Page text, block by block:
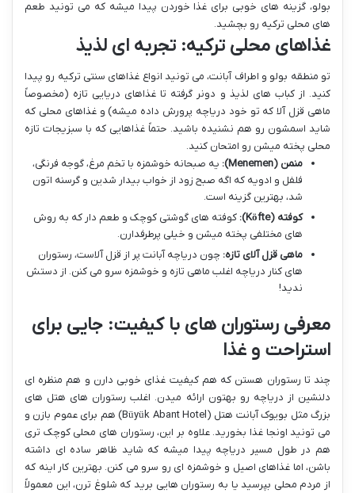
بولو، گزینه های خوبی برای غذا خوردن پیدا میشه که می تونید طعم
های محلی ترکیه رو بچشید.
غذاهای محلی ترکیه: تجربه ای لذیذ
تو منطقه بولو و اطراف آبانت، می تونید انواع غذاهای سنتی ترکیه رو پیدا
کنید. از کباب های لذیذ و دونر گرفته تا غذاهای دریایی تازه (مخصوصاً
ماهی قزل آلا که تو خود دریاچه پرورش داده میشه) و غذاهای محلی که
شاید اسمشون رو هم نشنیده باشید. حتماً غذاهایی که با سبزیجات تازه
محلی پخته میشن رو امتحان کنید.
منمن (Menemen):
یه صبحانه خوشمزه با تخم مرغ، گوجه فرنگی،
فلفل و ادویه که اگه صبح زود از خواب بیدار شدین و گرسنه اتون
شد، بهترین گزینه است.
کوفته (Köfte):
کوفته های گوشتی کوچک و طعم دار که به روش
های مختلفی پخته میشن و خیلی پرطرفدارن.
ماهی قزل آلای تازه: چون دریاچه آبانت پر از قزل آلاست، رستوران
های کنار دریاچه اغلب ماهی تازه و خوشمزه سرو می کنن. از دستش
ندید!
معرفی رستوران های با کیفیت: جایی برای
استراحت و غذا
چند تا رستوران هستن که هم کیفیت غذای خوبی دارن و هم منظره ای
دلنشین از دریاچه رو بهتون ارائه میدن. اغلب رستوران های هتل های
بزرگ مثل بویوک آبانت هتل (Büyük Abant Hotel) هم برای عموم بازن و
می تونید اونجا غذا بخورید. علاوه بر این، رستوران های محلی کوچک تری
هم در طول مسیر دریاچه پیدا میشه که شاید ظاهر ساده ای داشته
باشن، اما غذاهای اصیل و خوشمزه ای رو سرو می کنن. بهترین کار اینه که
از مردم محلی بپرسید یا به رستوران هایی برید که شلوغ ترن، این معمولاً